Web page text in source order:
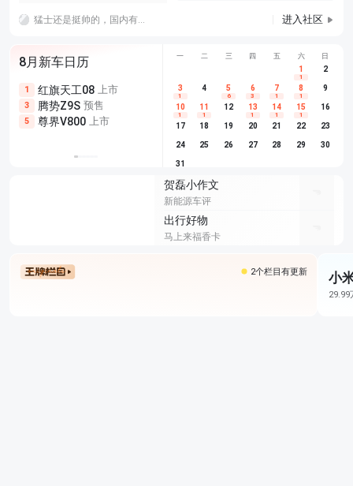
猛士还是挺帅的，国内有棱有角的车型不多，如果特斯拉的赛博皮卡能把规则改掉的话，后面棱角分明的车就好设计了 进入社区
8月新车日历
1 红旗天工08 上市
3 腾势Z9S 预售
5 尊界V800 上市
尊界V680 上市
享界G9 预售
别克至境L7 预售
埃安
长城H10
深蓝S05
一 二 三 四 五 六 日
1
1
2
3
1
4 5
6
6
3
7
1
8
1
9
10
1
11
1
12 13
1
14
1
15
1
16
17 18 19 20 21 22 23
24 25 26 27 28 29 30
31
贺磊小作文
新能源车评
出行好物
马上来福香卡
2个栏目有更新 小
29.99